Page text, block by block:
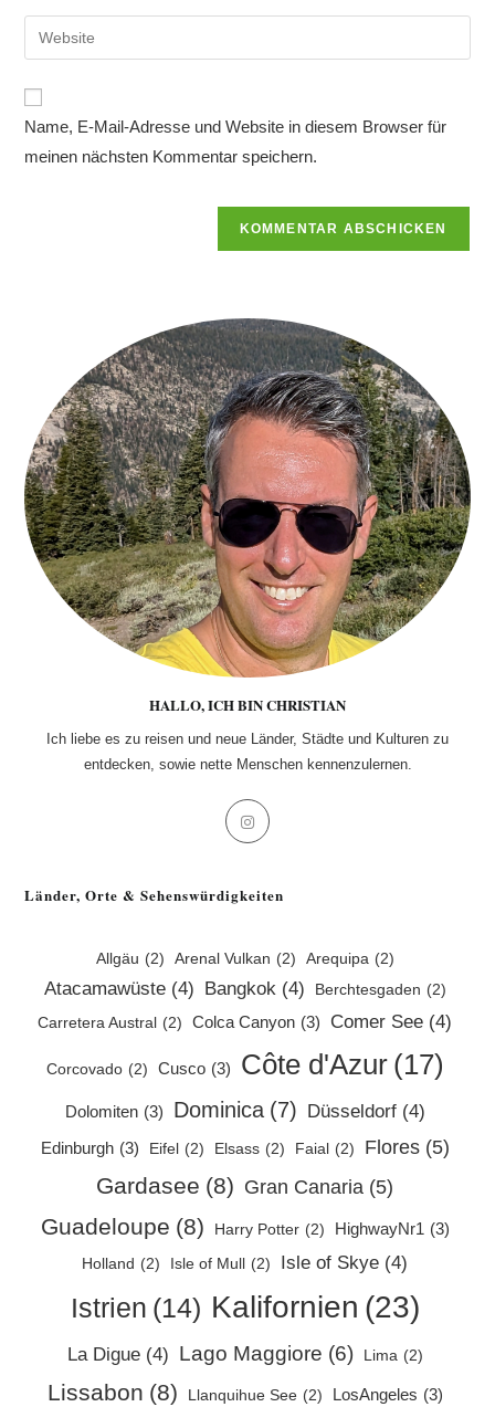
zum
Kommentieren
ein
E-
Mail-
Kommentieren
ein
Gib
deine
URL
ein
(optional)
Name, E-Mail-Adresse und Website in diesem Browser für
meinen nächsten Kommentar speichern.
HALLO, ICH BIN CHRISTIAN
Ich liebe es zu reisen und neue Länder, Städte und Kulturen zu
entdecken, sowie nette Menschen kennenzulernen.
new
Länder, Orte & Sehenswürdigkeiten
Allgäu (2) Arenal Vulkan (2) Arequipa (2)
Atacamawüste (4) Bangkok (4) Berchtesgaden (2)
Carretera Austral (2) Colca Canyon (3) Comer See (4)
Corcovado (2) Cusco (3) Côte d'Azur (17)
Dolomiten (3) Dominica (7) Düsseldorf (4)
Edinburgh (3) Eifel (2) Elsass (2) Faial (2) Flores (5)
Gardasee (8) Gran Canaria (5)
Guadeloupe (8) Harry Potter (2) HighwayNr1 (3)
Holland (2) Isle of Mull (2) Isle of Skye (4)
Istrien (14) Kalifornien (23)
La Digue (4) Lago Maggiore (6) Lima (2)
Lissabon (8) Llanquihue See (2) LosAngeles (3)